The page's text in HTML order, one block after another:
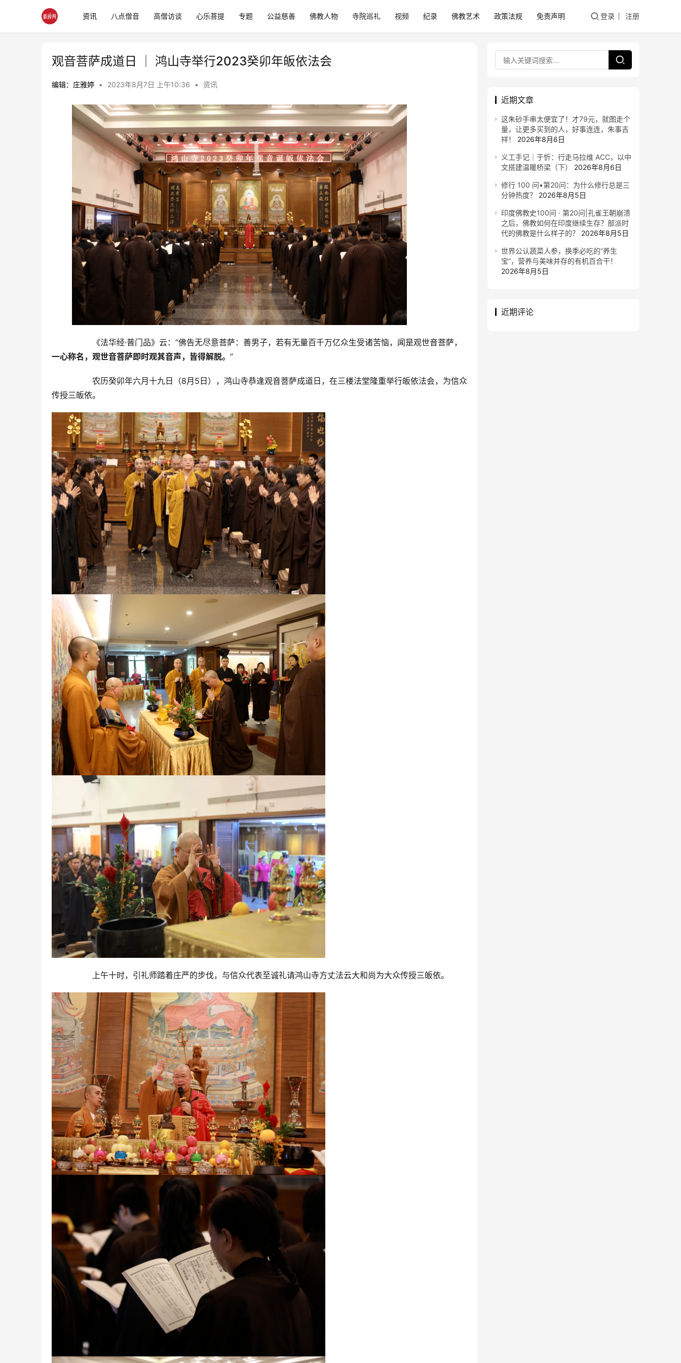
资讯 八点僧音 高僧访谈 心乐菩提 专题 公益慈善 佛教人物 寺院巡礼 视频 纪录 佛教艺术 政策法规 免责声明 登录 注册
观音菩萨成道日 │ 鸿山寺举行2023癸卯年皈依法会
编辑：庄雅婷 • 2023年8月7日 上午10:36 • 资讯
		《法华经·普门品》云：“佛告无尽意菩萨：善男子，若有无量百千万亿众生受诸苦恼，闻是观世音菩萨，
一心称名，观世音菩萨即时观其音声，皆得解脱。
上午十时，引礼师踏着庄严的步伐，与信众代表至诚礼请鸿山寺方丈法云大和尚为大众传授三皈依。
近期文章
这朱砂手串太便宜了！才79元，就图走个
量，让更多买到的人，好事连连，朱事吉
祥！
2026年8月6日
义工手记｜于忻：行走马拉维 ACC，以中
文搭建温暖桥梁（下）
2026年8月6日
修行 100 问•第20问：为什么修行总是三
分钟热度？
2026年8月5日
印度佛教史100问 · 第20问|孔雀王朝崩溃
之后，佛教如何在印度继续生存？部派时
代的佛教是什么样子的？
2026年8月5日
世界公认蔬菜人参，换季必吃的“养生
宝”，营养与美味并存的有机百合干！
2026年8月5日
近期评论